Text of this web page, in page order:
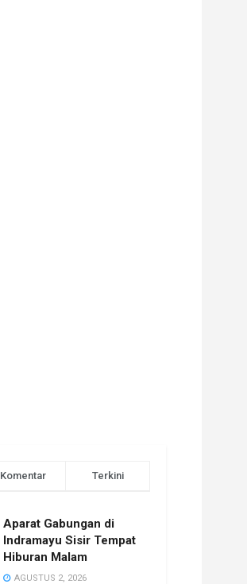
Komentar Terkini
Aparat Gabungan di
Indramayu Sisir Tempat
Hiburan Malam
AGUSTUS 2, 2026